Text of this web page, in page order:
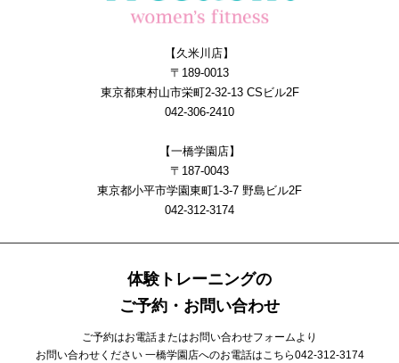
【久米川店】
〒189-0013
東京都東村山市栄町2-32-13 CSビル2F
042-306-2410
【一橋学園店】
〒187-0043
東京都小平市学園東町1-3-7 野島ビル2F
042-312-3174
体験トレーニングの
ご予約・お問い合わせ
ご予約はお電話またはお問い合わせフォームより
お問い合わせください 一橋学園店へのお電話はこちら042-312-3174